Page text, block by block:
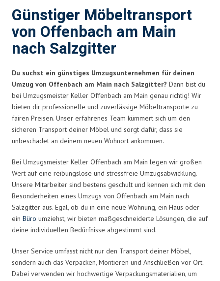
Günstiger Möbeltransport
von Offenbach am Main
nach Salzgitter
Du suchst ein günstiges Umzugsunternehmen für deinen
Umzug von Offenbach am Main nach Salzgitter? Dann bist du
bei Umzugsmeister Keller Offenbach am Main genau richtig! Wir
bieten dir professionelle und zuverlässige Möbeltransporte zu
fairen Preisen. Unser erfahrenes Team kümmert sich um den
sicheren Transport deiner Möbel und sorgt dafür, dass sie
unbeschadet an deinem neuen Wohnort ankommen.
Bei Umzugsmeister Keller Offenbach am Main legen wir großen
Wert auf eine reibungslose und stressfreie Umzugsabwicklung.
Unsere Mitarbeiter sind bestens geschult und kennen sich mit den
Besonderheiten eines Umzugs von Offenbach am Main nach
Salzgitter aus. Egal, ob du in eine neue Wohnung, ein Haus oder
ein Büro umziehst, wir bieten maßgeschneiderte Lösungen, die auf
deine individuellen Bedürfnisse abgestimmt sind.
Unser Service umfasst nicht nur den Transport deiner Möbel,
sondern auch das Verpacken, Montieren und Anschließen vor Ort.
Dabei verwenden wir hochwertige Verpackungsmaterialien, um